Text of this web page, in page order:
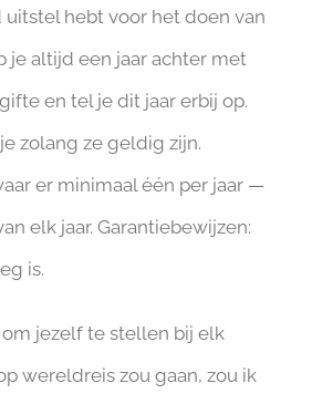
uitstel hebt voor het doen van
je altijd een jaar achter met
en tel je dit jaar erbij op.
zolang ze geldig zijn.
er minimaal één per jaar —
elk jaar. Garantiebewijzen:
is.
jezelf te stellen bij elk
wereldreis zou gaan, zou ik